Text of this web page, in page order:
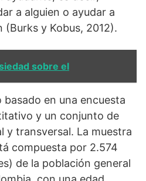
a alguien o ayudar a
(Burks y Kobus, 2012).
sobre el
basado en una encuesta
y un conjunto de
y transversal. La muestra
compuesta por 2.574
de la población general